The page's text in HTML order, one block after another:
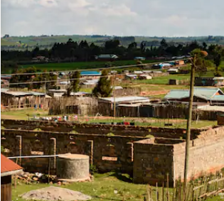
flèches vers le haut et vers le bas, ou en